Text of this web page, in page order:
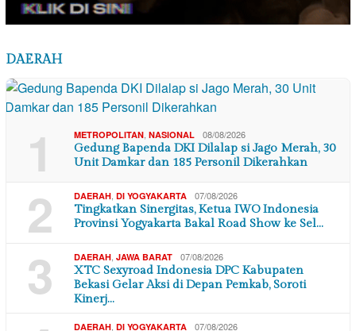
DAERAH
1 METROPOLITAN NASIONAL 08/08/2026
Gedung Bapenda DKI Dilalap si Jago Merah, 30
Unit Damkar dan 185 Personil Dikerahkan
2 DAERAH DI YOGYAKARTA 07/08/2026
Tingkatkan Sinergitas, Ketua IWO Indonesia
Provinsi Yogyakarta Bakal Road Show ke Sel…
3 DAERAH JAWA BARAT 07/08/2026
XTC Sexyroad Indonesia DPC Kabupaten
Bekasi Gelar Aksi di Depan Pemkab, Soroti
Kinerj…
DAERAH DI YOGYAKARTA 07/08/2026